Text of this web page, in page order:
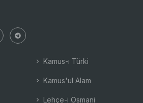
Kamus-ı Türki
Kamus'ul Alam
Lehçe-i Osmani